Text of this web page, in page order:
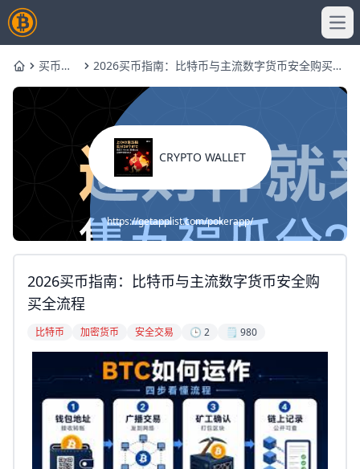
Home买币指
2026买币指南：比特币与主流数字货币安全购买全
CRYPTO WALLET
https://getapplist.com/pokerapp/
2026买币指南：比特币与主流数字货币安全购
买全流程
比特币 加密货币 安全交易 🕒 2 🗒️ 980